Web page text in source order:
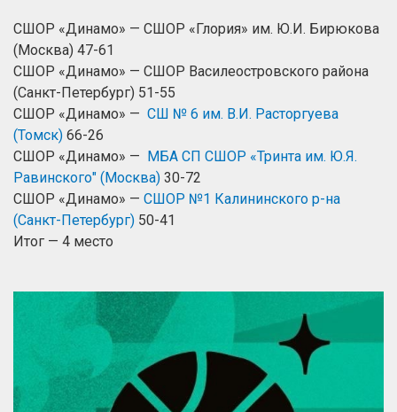
СШОР «Динамо» — СШОР «Глория» им. Ю.И. Бирюкова
(Москва) 47-61
СШОР «Динамо» — СШОР Василеостровского района
(Санкт-Петербург) 51-55
СШОР «Динамо» — СШ № 6 им. В.И. Расторгуева
(Томск) 66-26
СШОР «Динамо» —
МБА СП СШОР «Тринта им. Ю.Я.
Равинского" (Москва) 30-72​​​​​​​
СШОР «Динамо» — СШОР №1 Калининского р-на
(Санкт-Петербург) 50-41
Итог — 4 место